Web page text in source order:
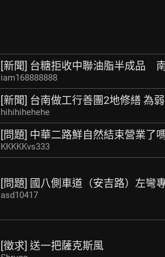
[新聞] 台糖拒收中聯油脂半成品
iam168888888
[新聞] 台南做工行善團2地修繕 為
hihihihehehe
[問題] 中華二路鮮自然結束營業了
KKKKKvs333
[問題] 國八側車道（安吉路）左彎
asd10417
[徵求] 送一把薩克斯風